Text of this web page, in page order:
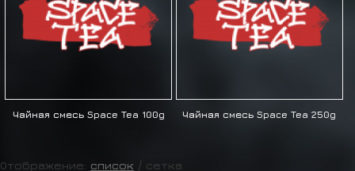
Чайная смесь Space Tea 100g Чайная смесь Space Tea 250g
Отображение: список / сетка